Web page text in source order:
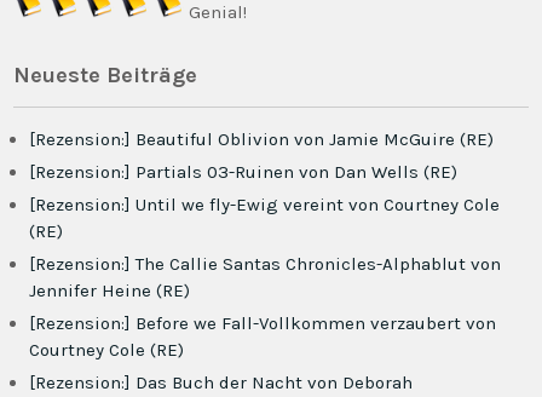
Genial!
Neueste Beiträge
[Rezension:] Beautiful Oblivion von Jamie McGuire (RE)
[Rezension:] Partials 03-Ruinen von Dan Wells (RE)
[Rezension:] Until we fly-Ewig vereint von Courtney Cole
(RE)
[Rezension:] The Callie Santas Chronicles-Alphablut von
Jennifer Heine (RE)
[Rezension:] Before we Fall-Vollkommen verzaubert von
Courtney Cole (RE)
[Rezension:] Das Buch der Nacht von Deborah